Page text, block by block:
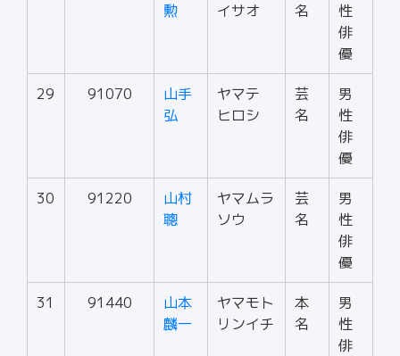
勲
イサオ
名
性
俳
優
29 91070
山手
弘
ヤマテ
ヒロシ
芸
名
男
性
俳
優
30 91220
山村
聰
ヤマムラ
ソウ
芸
名
男
性
俳
優
31 91440
山本
麟一
ヤマモト
リンイチ
本
名
男
性
俳